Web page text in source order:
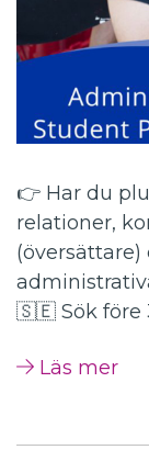
👉 Har du
relationer,
(översättare)
🇸🇪 Sök före
Läs mer